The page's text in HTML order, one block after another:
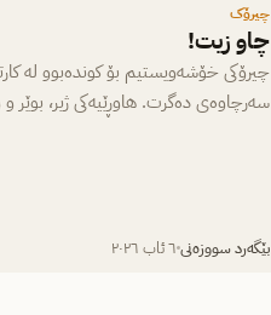
چیرۆک
چاو زیت!
چیرۆکی خۆشەویستیم بۆ کوندەبوو لە
سەرچاوەی دەگرت. هاوڕێیەکی ژیر، بوێر و
بێگەرد سووزەنی ٦ ئاب ٢٠٢٦